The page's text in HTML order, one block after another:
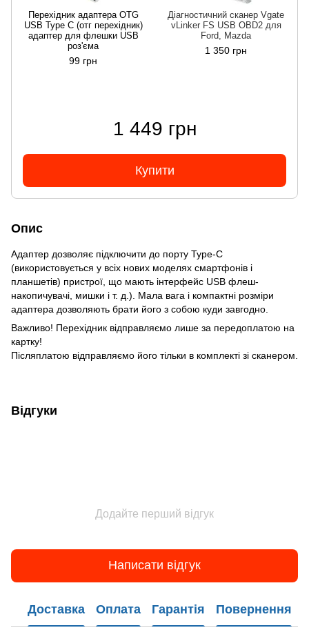
Перехідник адаптера OTG
USB Type C (отг перехідник)
адаптер для флешки USB
роз'єма
99 грн
Діагностичний сканер Vgate
vLinker FS USB OBD2 для
Ford, Mazda
1 350 грн
1 449 грн
Купити
Опис
Адаптер дозволяє підключити до порту Type-C
(використовується у всіх нових моделях смартфонів і
планшетів) пристрої, що мають інтерфейс USB флеш-
накопичувачі, мишки і т. д.). Мала вага і компактні розміри
адаптера дозволяють брати його з собою куди завгодно.
Важливо! Перехідник відправляємо лише за передоплатою на
картку!
Післяплатою відправляємо його тільки в комплекті зі сканером.
Відгуки
Додайте перший відгук
Написати відгук
Доставка Оплата Гарантія Повернення